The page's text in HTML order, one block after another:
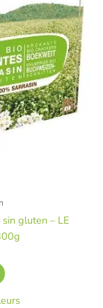
gluten – LE